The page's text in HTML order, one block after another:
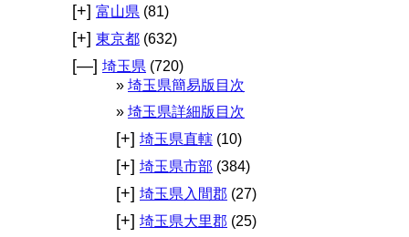
[+] 富山県 (81)
[+] 東京都 (632)
[—] 埼玉県 (720)
埼玉県簡易版目次
埼玉県詳細版目次
[+] 埼玉県直轄 (10)
[+] 埼玉県市部 (384)
[+] 埼玉県入間郡 (27)
[+] 埼玉県大里郡 (25)